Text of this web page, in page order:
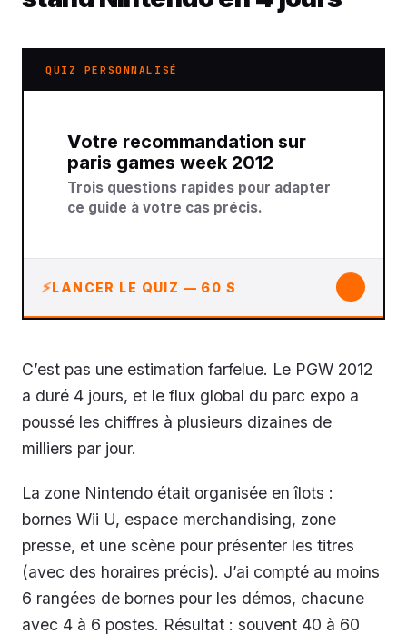
QUIZ PERSONNALISÉ
Votre recommandation sur
paris games week 2012
Trois questions rapides pour adapter
ce guide à votre cas précis.
LANCER LE QUIZ — 60 S
C’est pas une estimation farfelue. Le PGW 2012
a duré 4 jours, et le flux global du parc expo a
poussé les chiffres à plusieurs dizaines de
milliers par jour.
La zone Nintendo était organisée en îlots :
bornes Wii U, espace merchandising, zone
presse, et une scène pour présenter les titres
(avec des horaires précis). J’ai compté au moins
6 rangées de bornes pour les démos, chacune
avec 4 à 6 postes. Résultat : souvent 40 à 60